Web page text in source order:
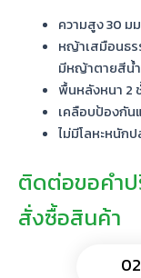
ความสูง 30 ม
หญ้าเสมือนธ
มีหญ้าตายสีน้
พื้นหลังหนา 2
เคลือบป้องกั
ไม่มีโลหะหนัก
ติดต่อขอคำป
สั่งซื้อสินค้า